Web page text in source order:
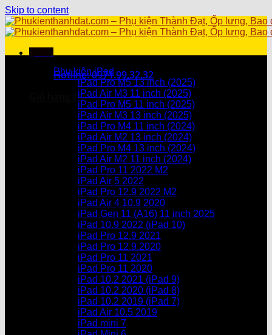
Skip to content
Hotline: 0971.99.32.32
Giỏ hàng /0₫
Chưa có sản phẩm trong giỏ hàng.
Chưa có sản phẩm trong giỏ hàng.
Danh mục sản phẩm
Phụ kiện iPad
iPad Pro M5 13 inch (2025)
iPad Air M3 11 inch (2025)
iPad Pro M5 11 inch (2025)
iPad Air M3 13 inch (2025)
iPad Pro M4 11 inch (2024)
iPad Air M2 13 inch (2024)
iPad Pro M4 13 inch (2024)
iPad Air M2 11 inch (2024)
iPad Pro 11 2022 M2
iPad Air 5 2022
iPad Pro 12.9 2022 M2
iPad Air 4 10.9 2020
iPad Gen 11 (A16) 11 inch 2025
iPad 10.9 2022 (iPad 10)
iPad Pro 12.9 2021
iPad Pro 12.9.2020
iPad Pro 11 2021
iPad Pro 11 2020
iPad 10.2 2021 (iPad 9)
iPad 10.2 2020 (iPad 8)
iPad 10.2 2019 (iPad 7)
iPad Air 10.5 2019
iPad mini 7